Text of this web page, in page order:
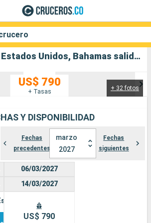
Crucero Spirit: Estados Unidos, Bahamas salida desde Mobile
+ 32 fotos
US$ 790
+ Tasas
Y DISPONIBILIDAD
Fechas
precedentes
marzo
2027
Fechas
siguientes
06/03/2027
14/03/2027
US$ 790
Compañías
Buscar